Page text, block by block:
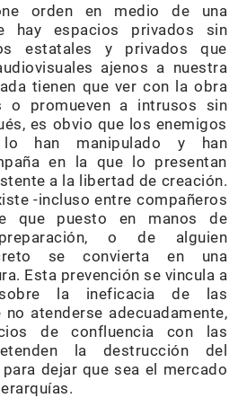
orden en medio de una
hay espacios privados sin
estatales y privados que
ajenos a nuestra
tienen que ver con la obra
o promueven a intrusos sin
es obvio que los enemigos
han manipulado y han
en la que lo presentan
a la libertad de creación.
-incluso entre compañeros
que puesto en manos de
o de alguien
se convierta en una
Esta prevención se vincula a
la ineficacia de las
atenderse adecuadamente,
de confluencia con las
la destrucción del
dejar que sea el mercado